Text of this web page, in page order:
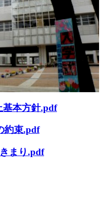
基本方針.pdf
約束.pdf
まり.pdf